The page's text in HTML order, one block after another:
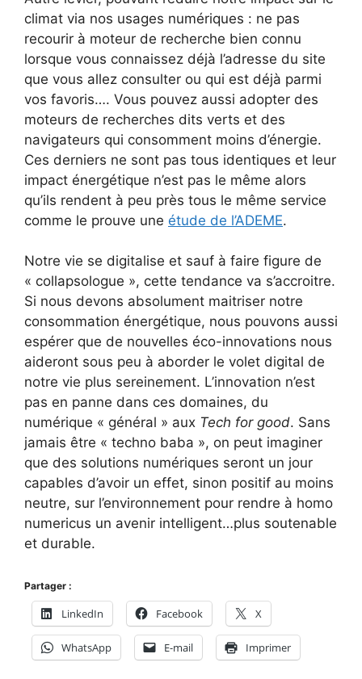
climat via nos usages numériques : ne pas
recourir à moteur de recherche bien connu
lorsque vous connaissez déjà l’adresse du site
que vous allez consulter ou qui est déjà parmi
vos favoris…. Vous pouvez aussi adopter des
moteurs de recherches dits verts et des
navigateurs qui consomment moins d’énergie.
Ces derniers ne sont pas tous identiques et leur
impact énergétique n’est pas le même alors
qu’ils rendent à peu près tous le même service
comme le prouve une étude de l’ADEME.
Notre vie se digitalise et sauf à faire figure de
« collapsologue », cette tendance va s’accroitre.
Si nous devons absolument maitriser notre
consommation énergétique, nous pouvons aussi
espérer que de nouvelles éco-innovations nous
aideront sous peu à aborder le volet digital de
notre vie plus sereinement. L’innovation n’est
pas en panne dans ces domaines, du
numérique « général » aux Tech for good. Sans
jamais être « techno baba », on peut imaginer
que des solutions numériques seront un jour
capables d’avoir un effet, sinon positif au moins
neutre, sur l’environnement pour rendre à homo
numericus un avenir intelligent…plus soutenable
et durable.
Partager :
LinkedIn Facebook X
WhatsApp E-mail Imprimer